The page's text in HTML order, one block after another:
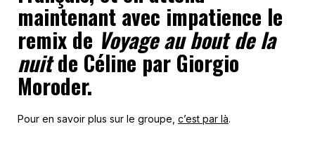
maintenant avec impatience le
remix de Voyage au bout de la
nuitde Céline par Giorgio
Moroder.
Pour en savoir plus sur le groupe, c’est par là.